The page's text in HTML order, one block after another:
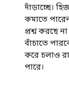
দাঁড়াচ্ছে।
কমাতে
প্রশ্ন করছে
বাঁচাতে
করে চলাও
পারে।